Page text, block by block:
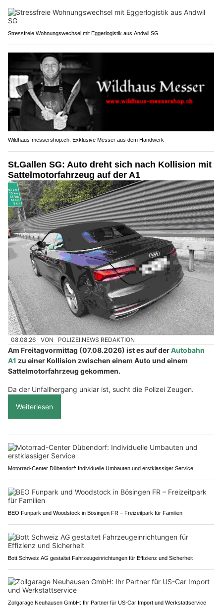
Stressfreie Wohnungswechsel mit Eggerlogistik aus Andwil SG
Wildhaus-messershop.ch: Exklusive Messer aus dem Handwerk
St.Gallen SG: Auto dreht sich nach Kollision mit
Sattelmotorfahrzeug auf der A1
08.08.26 VON POLIZEI.NEWS REDAKTION
Am Freitagvormittag (07.08.2026) ist es auf derAutobahn
A1 zu einer Kollision zwischen einem Auto und einem
Sattelmotorfahrzeug gekommen.
Da der Unfallhergang unklar ist, sucht die Polizei Zeugen.
Weiterlesen
Motorrad-Center Dübendorf: Individuelle Umbauten und erstklassiger Service
BEO Funpark und Woodstock in Bösingen FR – Freizeitpark für Familien
Bott Schweiz AG gestaltet Fahrzeugeinrichtungen für Effizienz und Sicherheit
Zollgarage Neuhausen GmbH: Ihr Partner für US-Car Import und Werkstattservice